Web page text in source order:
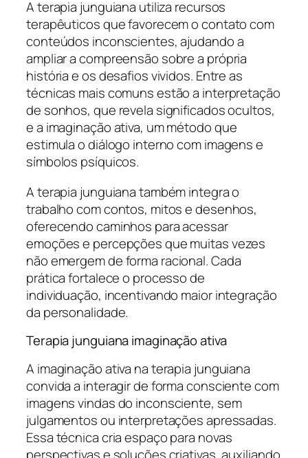
A terapia junguiana utiliza recursos
terapêuticos que favorecem o contato com
conteúdos inconscientes, ajudando a
ampliar a compreensão sobre a própria
história e os desafios vividos. Entre as
técnicas mais comuns estão a interpretação
de sonhos, que revela significados ocultos,
e a imaginação ativa, um método que
estimula o diálogo interno com imagens e
símbolos psíquicos.
A terapia junguiana também integra o
trabalho com contos, mitos e desenhos,
oferecendo caminhos para acessar
emoções e percepções que muitas vezes
não emergem de forma racional. Cada
prática fortalece o processo de
individuação, incentivando maior integração
da personalidade.
Terapia junguiana imaginação ativa
A imaginação ativa na terapia junguiana
convida a interagir de forma consciente com
imagens vindas do inconsciente, sem
julgamentos ou interpretações apressadas.
Essa técnica cria espaço para novas